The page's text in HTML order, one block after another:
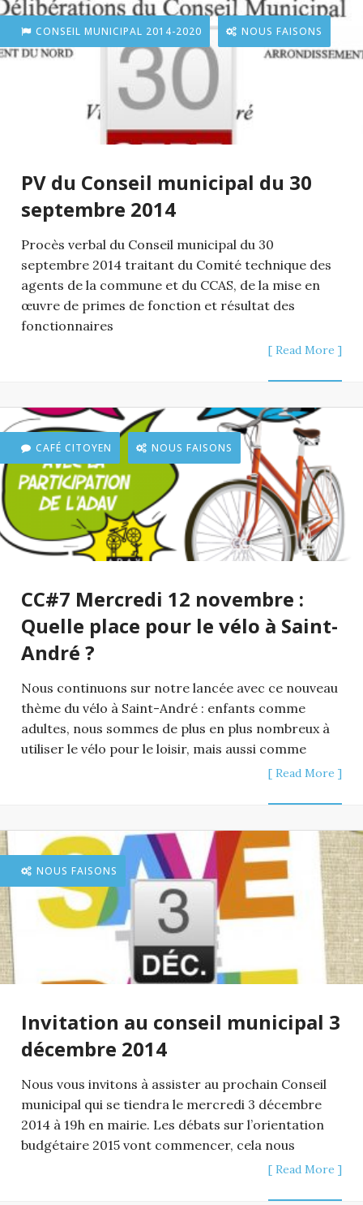
CONSEIL MUNICIPAL 2014-2020 NOUS FAISONS
PV du Conseil municipal du 30
septembre 2014
Procès verbal du Conseil municipal du 30
septembre 2014 traitant du Comité technique des
agents de la commune et du CCAS, de la mise en
œuvre de primes de fonction et résultat des
fonctionnaires
[ Read More ]
CAFÉ CITOYEN NOUS FAISONS
CC#7 Mercredi 12 novembre :
Quelle place pour le vélo à Saint-
André ?
Nous continuons sur notre lancée avec ce nouveau
thème du vélo à Saint-André : enfants comme
adultes, nous sommes de plus en plus nombreux à
utiliser le vélo pour le loisir, mais aussi comme
[ Read More ]
NOUS FAISONS
Invitation au conseil municipal 3
décembre 2014
Nous vous invitons à assister au prochain Conseil
municipal qui se tiendra le mercredi 3 décembre
2014 à 19h en mairie. Les débats sur l’orientation
budgétaire 2015 vont commencer, cela nous
[ Read More ]